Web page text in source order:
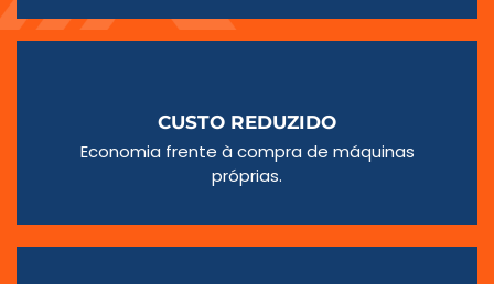
CUSTO REDUZIDO
Economia frente à compra de máquinas
próprias.